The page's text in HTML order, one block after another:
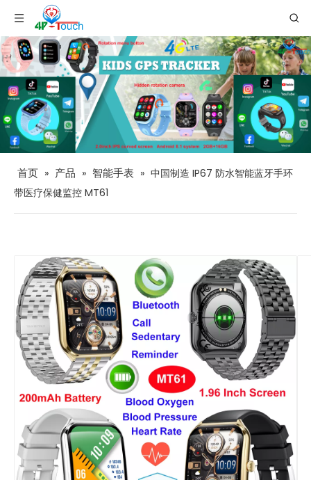
首页 » 产品 » 智能手表 » 中国制造 IP67 防水智能蓝牙手环
带医疗保健监控 MT61